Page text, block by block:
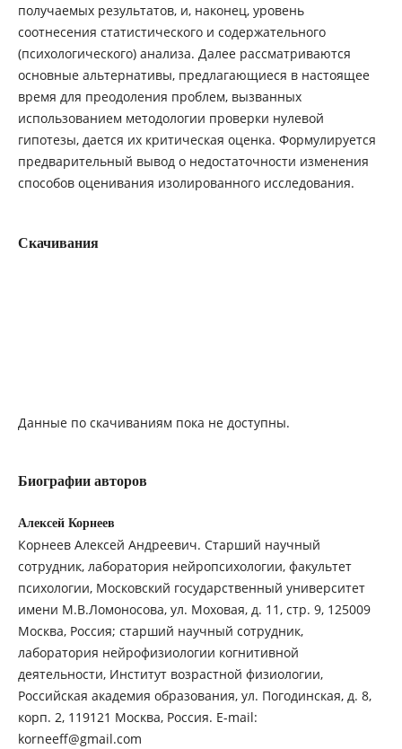
получаемых результатов, и, наконец, уровень
соотнесения статистического и содержательного
(психологического) анализа. Далее рассматриваются
основные альтернативы, предлагающиеся в настоящее
время для преодоления проблем, вызванных
использованием методологии проверки нулевой
гипотезы, дается их критическая оценка. Формулируется
предварительный вывод о недостаточности изменения
способов оценивания изолированного исследования.
Скачивания
Данные по скачиваниям пока не доступны.
Биографии авторов
Алексей Корнеев
Корнеев Алексей Андреевич. Старший научный
сотрудник, лаборатория нейропсихологии, факультет
психологии, Московский государственный университет
имени М.В.Ломоносова, ул. Моховая, д. 11, стр. 9, 125009
Москва, Россия; старший научный сотрудник,
лаборатория нейрофизиологии когнитивной
деятельности, Институт возрастной физиологии,
Российская академия образования, ул. Погодинская, д. 8,
корп. 2, 119121 Москва, Россия. E-mail:
korneeff@gmail.com